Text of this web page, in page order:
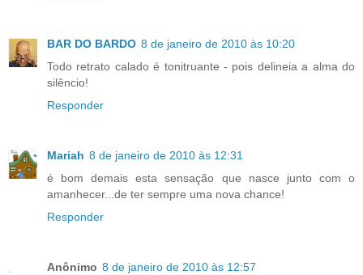
BAR DO BARDO 8 de janeiro de 2010 às 10:20
Todo retrato calado é tonitruante - pois delineia a alma do
silêncio!
Responder
Mariah 8 de janeiro de 2010 às 12:31
é bom demais esta sensação que nasce junto com o
amanhecer...de ter sempre uma nova chance!
Responder
Anônimo 8 de janeiro de 2010 às 12:57